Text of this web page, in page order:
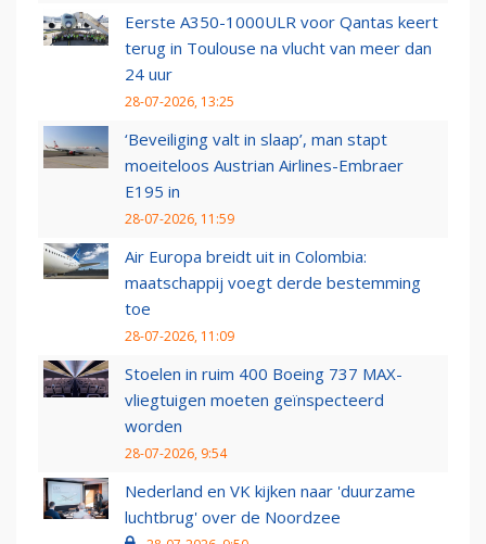
Eerste A350-1000ULR voor Qantas keert
terug in Toulouse na vlucht van meer dan
24 uur
28-07-2026, 13:25
‘Beveiliging valt in slaap’, man stapt
moeiteloos Austrian Airlines-Embraer
E195 in
28-07-2026, 11:59
Air Europa breidt uit in Colombia:
maatschappij voegt derde bestemming
toe
28-07-2026, 11:09
Stoelen in ruim 400 Boeing 737 MAX-
vliegtuigen moeten geïnspecteerd
worden
28-07-2026, 9:54
Nederland en VK kijken naar 'duurzame
luchtbrug' over de Noordzee